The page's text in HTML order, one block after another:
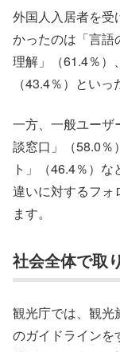
外国人入居者を受
かったのは「言語
理解」（61.4％）
（43.4％）とい
一方、一般ユーザ
談窓口」（58.0％
ト」（46.4％）
違いに対するフォ
ます。
社会全体で取
観光庁では、観光
のガイドラインを